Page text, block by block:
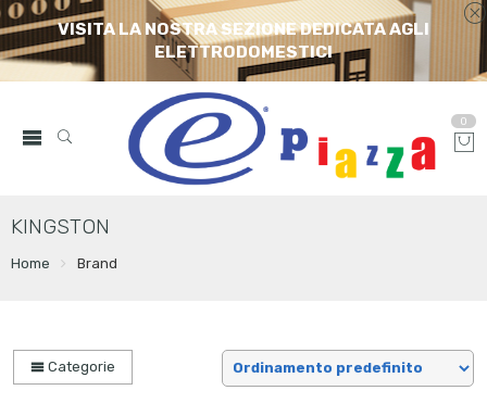
VISITA LA NOSTRA SEZIONE DEDICATA AGLI
ELETTRODOMESTICI
0
KINGSTON
Home Brand
Categorie